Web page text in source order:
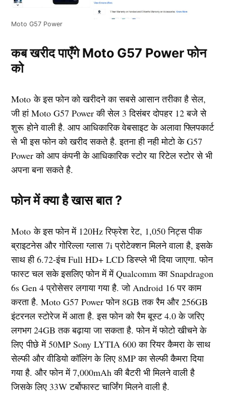
Moto G57 Power
कब खरीद पाएँगे Moto G57 Power फोन
को
Moto के इस फोन को खरीदने का सबसे आसान तरीका है सेल,
जी हां Moto G57 Power की सेल 3 दिसंबर दोपहर 12 बजे से
शुरू होने वाली है. आप आधिकारिक वेबसाइट के अलावा फ्लिपकार्ट
से भी इस फोन को खरीद सकते है. इतना ही नही मोटो के G57
Power को आप कंपनी के आधिकारिक स्टोर या रिटेल स्टोर से भी
अपना बना सकते है.
फोन में क्या है खास बात ?
Moto के इस फोन में 120Hz रिफ्रेश रेट, 1,050 निट्स पीक
ब्राइटनेस और गोरिल्ला ग्लास 7i प्रोटेक्शन मिलने वाला है, इसके
साथ ही 6.72-इंच Full HD+ LCD डिस्प्ले भी दिया जाएगा. फोन
फास्ट चल सके इसलिए फोन में में Qualcomm का Snapdragon
6s Gen 4 प्रोसेसर लगाया गया है. जो Android 16 पर काम
करता है. Moto G57 Power फोन 8GB तक रैम और 256GB
इंटरनल स्टोरेज में आता है. इस फोन को रैम बूस्ट 4.0 के जरिए
लगभग 24GB तक बढ़ाया जा सकता है. फोन में फोटो खीचने के
लिए पीछे में 50MP Sony LYTIA 600 का रियर कैमरा के साथ
सेल्फी और वीडियो कॉलिंग के लिए 8MP का सेल्फी कैमरा दिया
गया है. और फोन में 7,000mAh की बैटरी भी मिलने वाली है
जिसके लिए 33W टर्बोफास्ट चार्जिंग मिलने वाली है.